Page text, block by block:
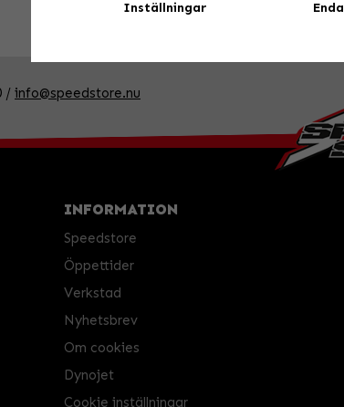
/ info@speedstore.nu
INFORMATION
Speedstore
Öppettider
Verkstad
Nyhetsbrev
Om cookies
Dynojet
Cookie inställningar
Inställningar